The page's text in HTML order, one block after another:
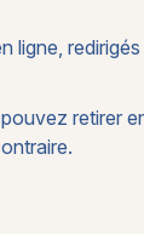
ligne,
retirer